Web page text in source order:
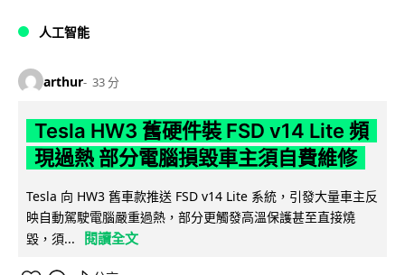
人工智能
arthur 33 分
Tesla HW3 舊硬件裝 FSD v14 Lite 頻
現過熱 部分電腦損毀車主須自費維修
Tesla 向 HW3 舊車款推送 FSD v14 Lite 系統，引發大量車主反
映自動駕駛電腦嚴重過熱，部分更觸發高溫保護甚至直接燒
毀，須...
閱讀全文